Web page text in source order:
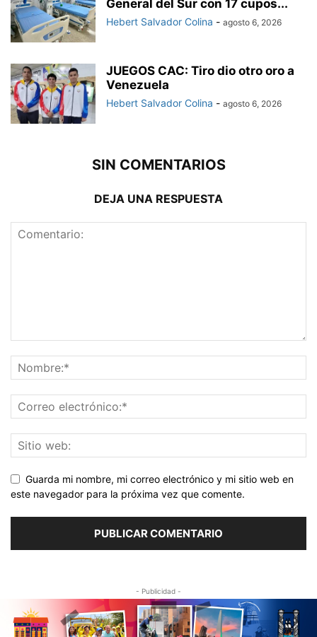
General del Sur con 17 cupos...
Hebert Salvador Colina - agosto 6, 2026
JUEGOS CAC: Tiro dio otro oro a
Venezuela
Hebert Salvador Colina - agosto 6, 2026
SIN COMENTARIOS
DEJA UNA RESPUESTA
Guarda mi nombre, mi correo electrónico y mi sitio web en
este navegador para la próxima vez que comente.
- Publicidad -